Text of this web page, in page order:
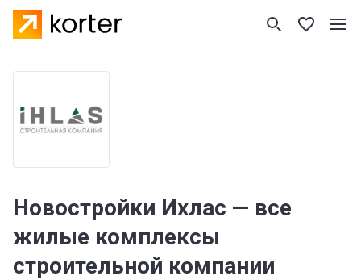
Новостройки Ихлас — все
жилые комплексы
строительной компании